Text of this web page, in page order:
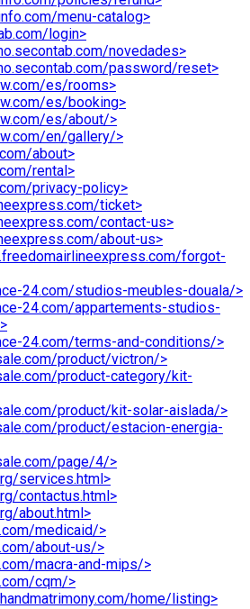
menu-catalog>
login>
novedades>
password/reset>
es/rooms>
es/booking>
es/about/>
en/gallery/>
about>
rental>
privacy-policy>
ticket>
contact-us>
about-us>
forgot-
24.com/studios-meubles-douala/>
24.com/appartements-studios-
24.com/terms-and-conditions/>
product/victron/>
product-category/kit-
product/kit-solar-aislada/>
product/estacion-energia-
page/4/>
services.html>
contactus.html>
about.html>
medicaid/>
about-us/>
macra-and-mips/>
cqm/>
home/listing>